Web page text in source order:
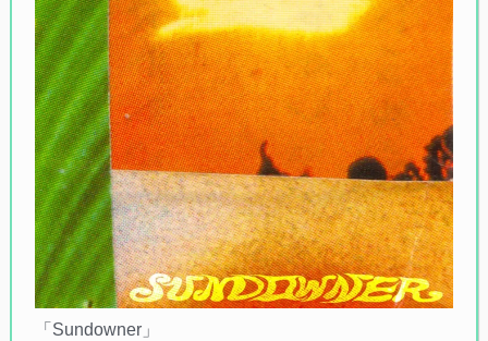
「Sundowner」